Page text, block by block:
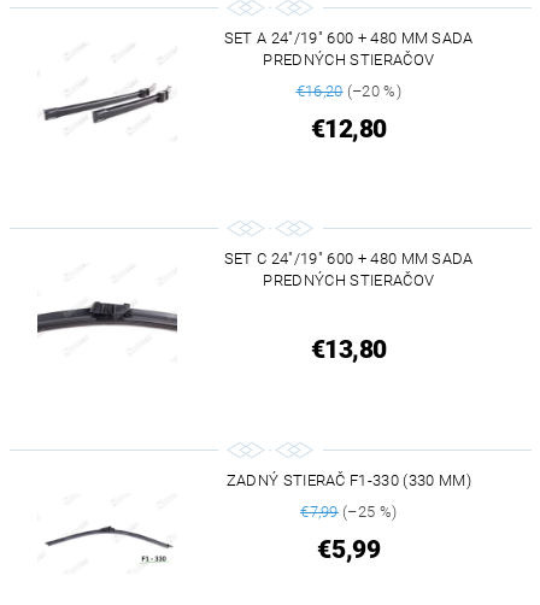
SET A 24"/19" 600 + 480 MM SADA
PREDNÝCH STIERAČOV
€16,20(–20 %)
€12,80
SET C 24"/19" 600 + 480 MM SADA
PREDNÝCH STIERAČOV
€13,80
ZADNÝ STIERAČ F1-330 (330 MM)
€7,99(–25 %)
€5,99